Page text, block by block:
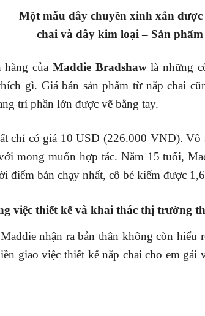
Một mẫu dây chuyền xinh xắn
chai và dây kim loại – Sản phẩm
của Maddie Bradshawlà những
gì. Giá bán sản phẩm từ nắp chai
trí phần lớn được vẽ bằng tay.
chỉ có giá 10 USD (226.000 VND). Vô
mong muốn hợp tác. Năm 15 tuổi,
điểm bán chạy nhất, cô bé kiếm được
việc thiết kế và khai thác thị trường
nhận ra bản thân không còn hiểu
giao việc thiết kế nắp chai cho em gái